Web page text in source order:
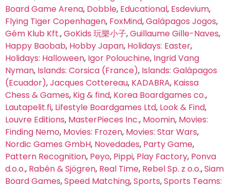
Board Game Arena, Dobble, Educational, Esdevium,
Flying Tiger Copenhagen, FoxMind,Galápagos Jogos,
Gém Klub Kft.,GoKids 玩樂小子,Guillaume Gille-Naves,
Happy Baobab, Hobby Japan, Holidays: Easter,
Holidays: Halloween, Igor Polouchine, Ingrid Vang
Nyman, Islands: Corsica (France), Islands: Galápagos
(Ecuador),Jacques Cottereau, KADABRA, Kaissa
Chess & Games, Kig & find, Korea Boardgames co.,
Lautapelit.fi, Lifestyle Boardgames Ltd, Look & Find,
Louvre Editions, MasterPieces Inc., Moomin, Movies:
Finding Nemo, Movies: Frozen, Movies: Star Wars,
Nordic Games GmbH, Novedades, Party Game,
Pattern Recognition, Peyo, Pippi, Play Factory, Ponva
d.o.o., Rabén & Sjögren, Real Time, Rebel Sp. z o.o.,Siam
Board Games,Speed Matching,Sports,Sports Teams: